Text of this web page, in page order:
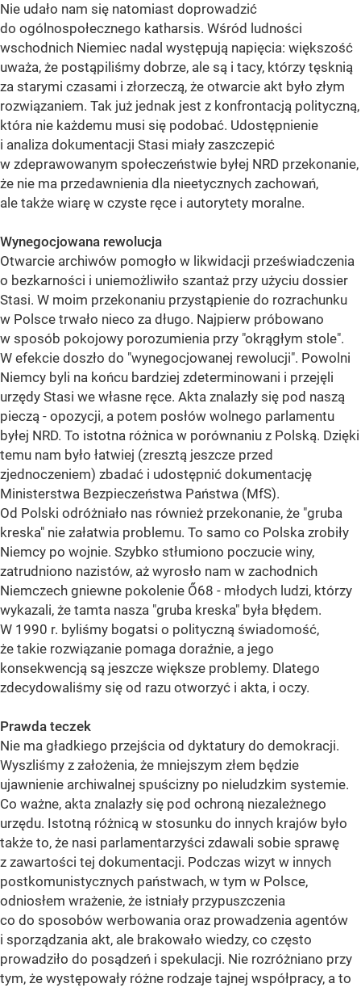
Nie udało nam się natomiast doprowadzić
do ogólnospołecznego katharsis. Wśród ludności
wschodnich Niemiec nadal występują napięcia: większość
uważa, że postąpiliśmy dobrze, ale są i tacy, którzy tęsknią
za starymi czasami i złorzeczą, że otwarcie akt było złym
rozwiązaniem. Tak już jednak jest z konfrontacją polityczną,
która nie każdemu musi się podobać. Udostępnienie
i analiza dokumentacji Stasi miały zaszczepić
w zdeprawowanym społeczeństwie byłej NRD przekonanie,
że nie ma przedawnienia dla nieetycznych zachowań,
ale także wiarę w czyste ręce i autorytety moralne.
Wynegocjowana rewolucja
Otwarcie archiwów pomogło w likwidacji przeświadczenia
o bezkarności i uniemożliwiło szantaż przy użyciu dossier
Stasi. W moim przekonaniu przystąpienie do rozrachunku
w Polsce trwało nieco za długo. Najpierw próbowano
w sposób pokojowy porozumienia przy "okrągłym stole".
W efekcie doszło do "wynegocjowanej rewolucji". Powolni
Niemcy byli na końcu bardziej zdeterminowani i przejęli
urzędy Stasi we własne ręce. Akta znalazły się pod naszą
pieczą - opozycji, a potem posłów wolnego parlamentu
byłej NRD. To istotna różnica w porównaniu z Polską. Dzięki
temu nam było łatwiej (zresztą jeszcze przed
zjednoczeniem) zbadać i udostępnić dokumentację
Ministerstwa Bezpieczeństwa Państwa (MfS).
Od Polski odróżniało nas również przekonanie, że "gruba
kreska" nie załatwia problemu. To samo co Polska zrobiły
Niemcy po wojnie. Szybko stłumiono poczucie winy,
zatrudniono nazistów, aż wyrosło nam w zachodnich
Niemczech gniewne pokolenie Ő68 - młodych ludzi, którzy
wykazali, że tamta nasza "gruba kreska" była błędem.
W 1990 r. byliśmy bogatsi o polityczną świadomość,
że takie rozwiązanie pomaga doraźnie, a jego
konsekwencją są jeszcze większe problemy. Dlatego
zdecydowaliśmy się od razu otworzyć i akta, i oczy.
Prawda teczek
Nie ma gładkiego przejścia od dyktatury do demokracji.
Wyszliśmy z założenia, że mniejszym złem będzie
ujawnienie archiwalnej spuścizny po nieludzkim systemie.
Co ważne, akta znalazły się pod ochroną niezależnego
urzędu. Istotną różnicą w stosunku do innych krajów było
także to, że nasi parlamentarzyści zdawali sobie sprawę
z zawartości tej dokumentacji. Podczas wizyt w innych
postkomunistycznych państwach, w tym w Polsce,
odniosłem wrażenie, że istniały przypuszczenia
co do sposobów werbowania oraz prowadzenia agentów
i sporządzania akt, ale brakowało wiedzy, co często
prowadziło do posądzeń i spekulacji. Nie rozróżniano przy
tym, że występowały różne rodzaje tajnej współpracy, a to